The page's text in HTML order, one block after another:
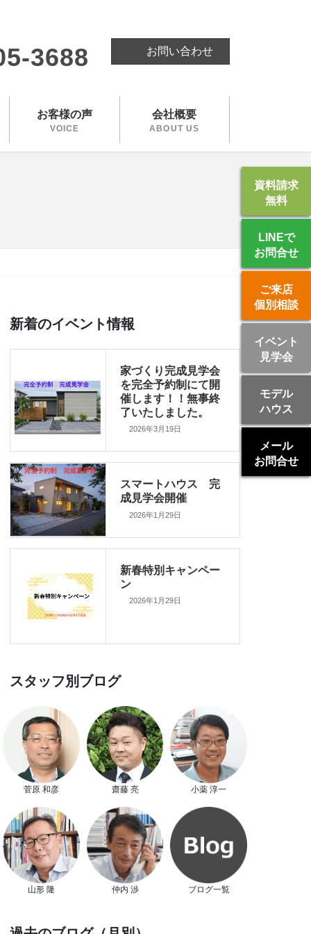
3688 お問い合わせ
お客様の声
VOICE
会社概要
ABOUT US
新着のイベント情報
家づくり完成見学会
を完全予約制にて開
催します！！無事終
了いたしました。
2026年3月19日
スマートハウス 完
成見学会開催
2026年1月29日
新春特別キャンペー
ン
2026年1月29日
スタッフ別ブログ
菅原 和彦 齋藤 亮 小薬 淳一
山形 隆 仲内 渉 ブログ一覧
資料請求
無料
LINEで
お問合せ
ご来店
個別相談
イベント
見学会
モデル
ハウス
メール
お問合せ